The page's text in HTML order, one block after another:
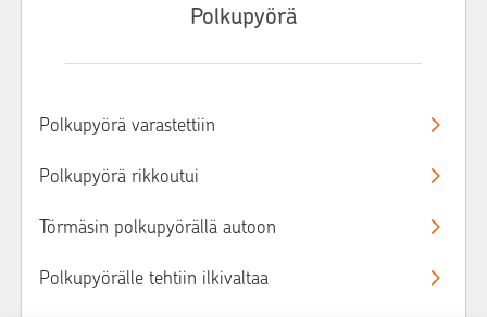
Polkupyörä
Polkupyörä varastettiin
Polkupyörä rikkoutui
Törmäsin polkupyörällä autoon
Polkupyörälle tehtiin ilkivaltaa